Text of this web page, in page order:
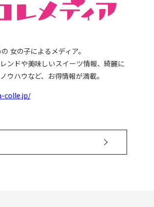
女の子によるメディア。
ンドや美味しいスイーツ情報、綺麗に
ウハウなど、お得情報が満載。
colle.jp/